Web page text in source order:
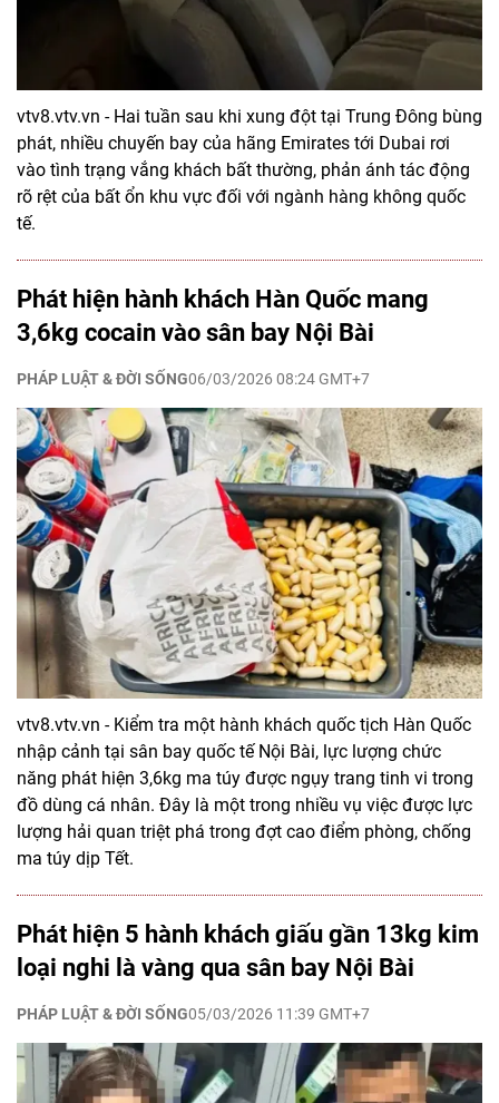
vtv8.vtv.vn - Hai tuần sau khi xung đột tại Trung Đông bùng
phát, nhiều chuyến bay của hãng Emirates tới Dubai rơi
vào tình trạng vắng khách bất thường, phản ánh tác động
rõ rệt của bất ổn khu vực đối với ngành hàng không quốc
tế.
Phát hiện hành khách Hàn Quốc mang
3,6kg cocain vào sân bay Nội Bài
PHÁP LUẬT & ĐỜI SỐNG06/03/2026 08:24 GMT+7
vtv8.vtv.vn - Kiểm tra một hành khách quốc tịch Hàn Quốc
nhập cảnh tại sân bay quốc tế Nội Bài, lực lượng chức
năng phát hiện 3,6kg ma túy được ngụy trang tinh vi trong
đồ dùng cá nhân. Đây là một trong nhiều vụ việc được lực
lượng hải quan triệt phá trong đợt cao điểm phòng, chống
ma túy dịp Tết.
Phát hiện 5 hành khách giấu gần 13kg kim
loại nghi là vàng qua sân bay Nội Bài
PHÁP LUẬT & ĐỜI SỐNG05/03/2026 11:39 GMT+7